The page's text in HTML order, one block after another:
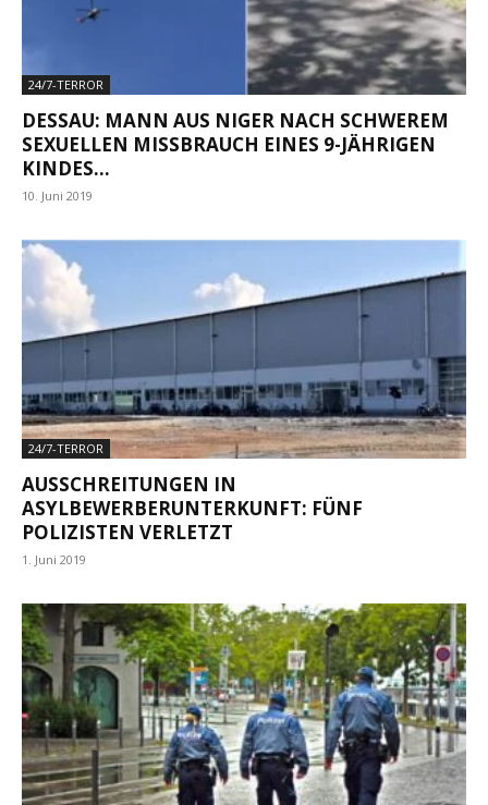
24/7-TERROR
DESSAU: MANN AUS NIGER NACH SCHWEREM
SEXUELLEN MISSBRAUCH EINES 9-JÄHRIGEN
KINDES...
10. Juni 2019
24/7-TERROR
AUSSCHREITUNGEN IN
ASYLBEWERBERUNTERKUNFT: FÜNF
POLIZISTEN VERLETZT
1. Juni 2019